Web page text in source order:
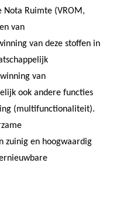
Ruimte (VROM,
van
van deze stoffen in
van
ook andere functies
(multifunctionaliteit).
zuinig en hoogwaardig